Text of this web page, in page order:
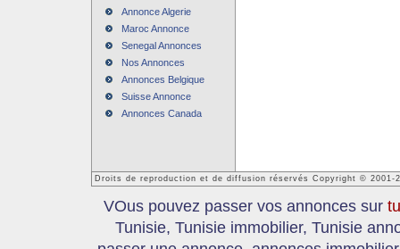
Annonce Algerie
Maroc Annonce
Senegal Annonces
Nos Annonces
Annonces Belgique
Suisse Annonce
Annonces Canada
Droits de reproduction et de diffusion réservés Copyright © 2001-
VOus pouvez passer vos annonces sur
Tunisie, Tunisie immobilier, Tunisie